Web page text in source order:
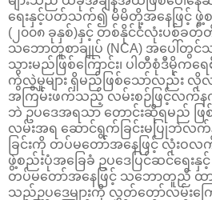
ရေးနှင့်ပတ်သက်၍ မိမိတို့အနေဖြင့် ဖွဲ့စ
(၂၀၀၈ ခုနှစ်)နှင့် တစ်နိုင်ငံလုံးပစ်ခ
သဘောတူစာချုပ် (NCA) အပေါ်တွ
သွားမည်ဖြစ်ကြောင်း၊ ပါတီစုံဒီမိုက
ကွဲလွဲမှုများ ရှိမည်ဖြစ်သော်လည်း လိုလ
အကြမ်းဖက်သည့် လမ်းစဉ်ဖြင့်လက်
ဘဲ ဥပဒေအရသာ တောင်းဆိုရမည် ဖြစ်က
လမ်းအရ ဆောင်ရွက်ခြင်းမပြုဘဲလ
ခြင်းကို တပ်မတော်အနေဖြင့် လုံးဝ
ဖွဲ့စည်းပုံအခြေခံ ဥပဒေပြင်ဆင်ရေ
တပ်မတော်အနေဖြင့် သဘောတူညီ ထားပ
သည်ဥပဒေများကို လွှတ်တော်လမ်းကြေ